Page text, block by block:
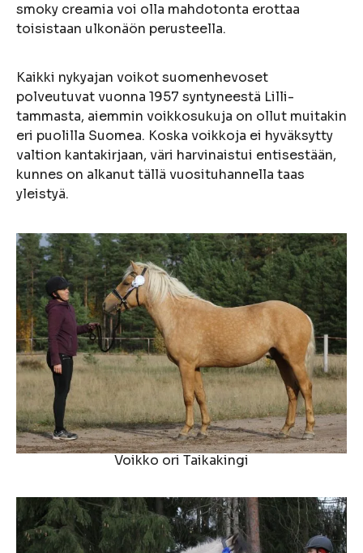
smoky creamia voi olla mahdotonta erottaa
toisistaan ulkonäön perusteella.
Kaikki nykyajan voikot suomenhevoset
polveutuvat vuonna 1957 syntyneestä Lilli-
tammasta, aiemmin voikkosukuja on ollut muitakin
eri puolilla Suomea. Koska voikkoja ei hyväksytty
valtion kantakirjaan, väri harvinaistui entisestään,
kunnes on alkanut tällä vuosituhannella taas
yleistyä.
Voikko ori Taikakingi